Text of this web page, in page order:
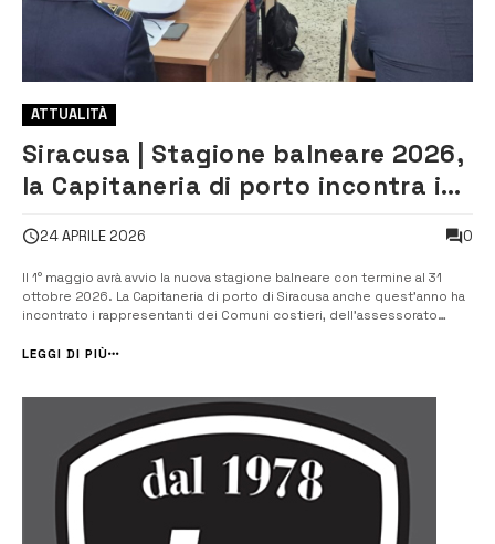
ATTUALITÀ
Siracusa | Stagione balneare 2026,
la Capitaneria di porto incontra i
24 APRILE 2026 0
Il 1° maggio avrà avvio la nuova stagione balneare con termine al 31
ottobre 2026. La Capitaneria di porto di Siracusa anche quest’anno ha
incontrato i rappresentanti dei Comuni costieri, dell’assessorato
sottoposte a tutela ovvero il Consorzio Area marina protetta del
LEGGI DI PIÙ